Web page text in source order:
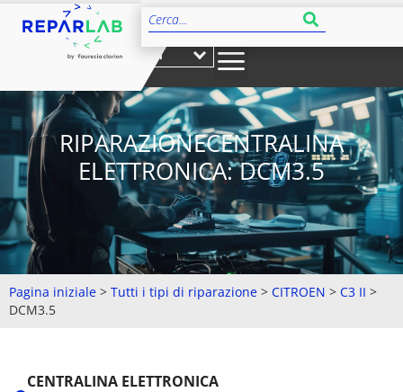
IT
RIPARAZIONECENTRALINA
ELETTRONICA: DCM3.5
Pagina iniziale > Tutti i tipi di riparazione > CITROEN > C3 II >
DCM3.5
CENTRALINA ELETTRONICA